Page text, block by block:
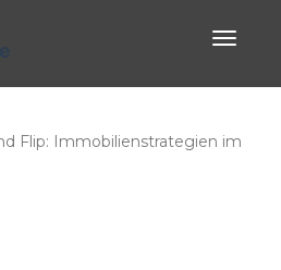
Flip: Immobilienstrategien im